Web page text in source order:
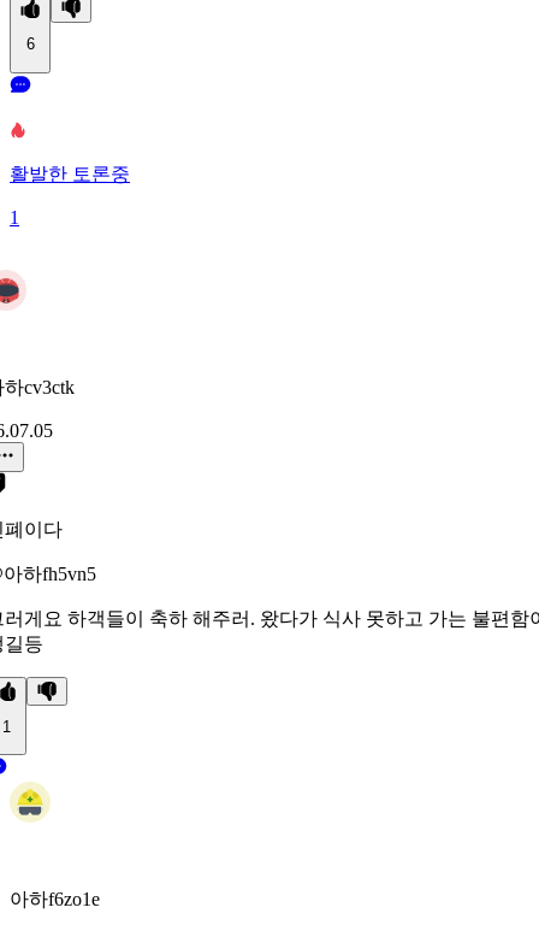
6
활발한 토론중
1
하cv3ctk
폐이다
아하fh5vn5
러게요 하객들이 축하 해주러. 왔다가 식사 못하고 가는 불편함
길등
1
아하f6zo1e